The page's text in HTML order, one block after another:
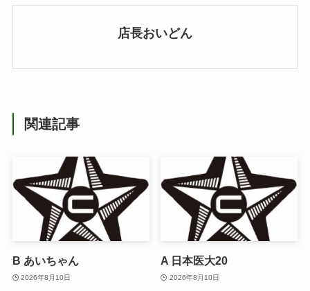
店長おいどん
関連記事
B あいちゃん
2026年8月10日
A 日本医大20
2026年8月10日